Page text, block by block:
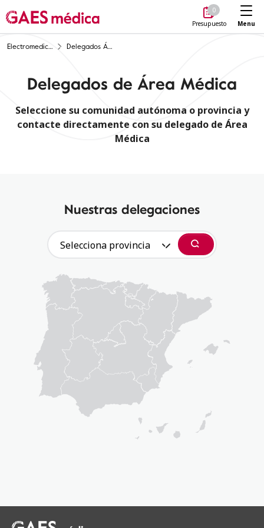
0
Presupuesto Menu
Electromedicina Delegados Área Médica
Delegados de Área Médica
Seleccione su comunidad autónoma o provincia y
contacte directamente con su delegado de Área
Médica
Nuestras delegaciones
Selecciona provincia
Buscar